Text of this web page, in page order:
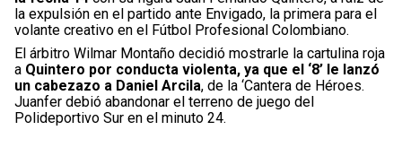
la expulsión en el partido ante Envigado, la primera para el
volante creativo en el Fútbol Profesional Colombiano.
El árbitro Wilmar Montaño decidió mostrarle la cartulina roja
a Quintero por conducta violenta, ya que el ‘8’ le lanzó
un cabezazo a Daniel Arcila, de la ‘Cantera de Héroes.
Juanfer debió abandonar el terreno de juego del
Polideportivo Sur en el minuto 24.